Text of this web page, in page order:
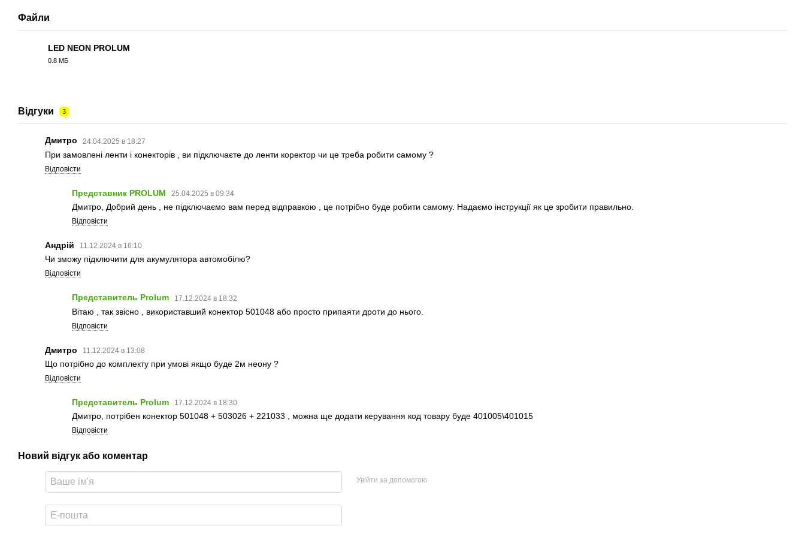
Файли
LED NEON PROLUM
0.8 МБ
Відгуки 3
Дмитро 24.04.2025 в 18:27
При замовлені ленти і конекторів , ви підключаєте до ленти коректор чи це треба робити самому ?
Відповісти
Представник PROLUM 25.04.2025 в 09:34
Дмитро, Добрий день , не підключаємо вам перед відправкою , це потрібно буде робити самому. Надаємо інструкції як це зробити правильно.
Відповісти
Андрій 11.12.2024 в 16:10
Чи зможу підключити для акумулятора автомобілю?
Відповісти
Представитель Prolum 17.12.2024 в 18:32
Вітаю , так звісно , використавший конектор 501048 або просто припаяти дроти до нього.
Відповісти
Дмитро 11.12.2024 в 13:08
Що потрібно до комплекту при умові якщо буде 2м неону ?
Відповісти
Представитель Prolum 17.12.2024 в 18:30
Дмитро, потрібен конектор 501048 + 503026 + 221033 , можна ще додати керування код товару буде 401005\401015
Відповісти
Новий відгук або коментар
Увійти за допомогою